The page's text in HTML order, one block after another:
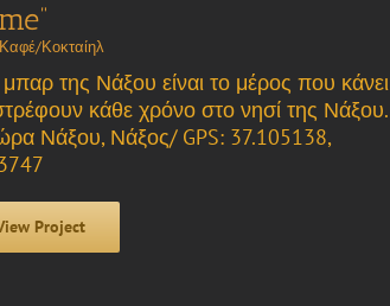
Καφέ/Κοκταίηλ
της Νάξου είναι το μέρος που κάνει
κάθε χρόνο στο νησί της Νάξου.
Νάξου, Νάξος/ GPS: 37.105138,
Project